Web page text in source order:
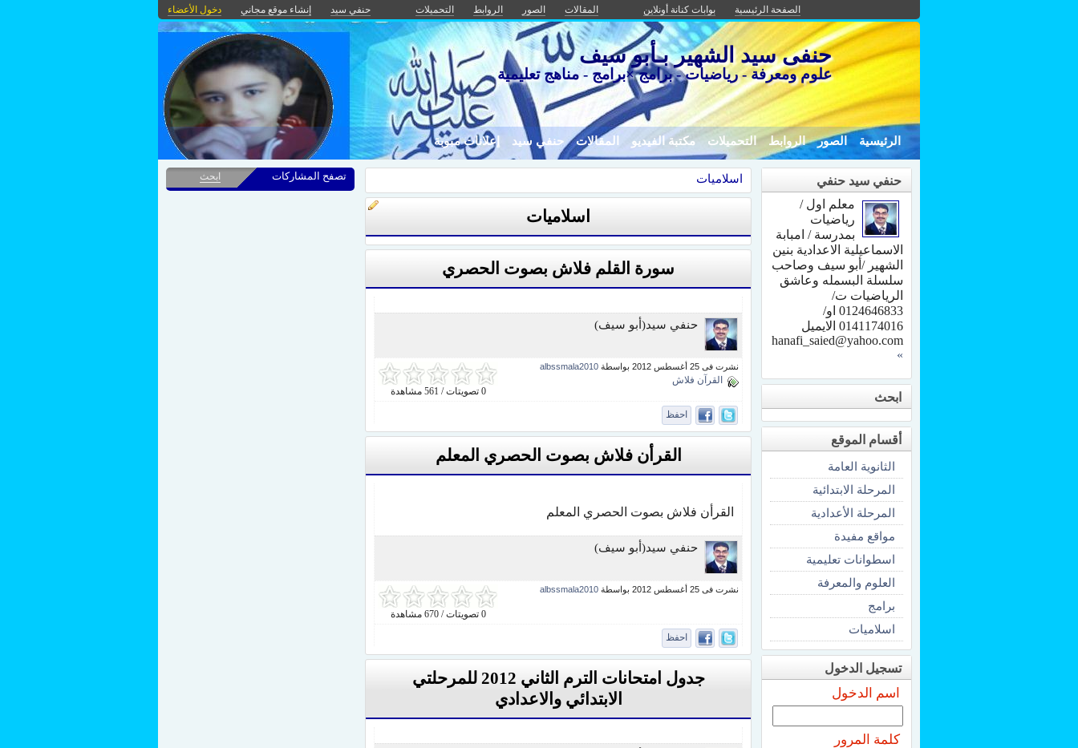
الصفحة الرئيسية بوابات كنانة أونلاين المقالات الصور الروابط التحميلات حنفي سيد إنشاء موقع مجاني دخول الأعضاء
حنفى سيد الشهير بـأبو سيف
علوم ومعرفة - رياضيات - برامج ×برامج - مناهج تعليمية
الرئيسية الصور الروابط التحميلات مكتبة الفيديو المقالات حنفي سيد إعلانات مبوبة
اسلاميات
اسلاميات
سورة القلم فلاش بصوت الحصري
حنفي سيد(أبو سيف)
0 تصويتات / 561 مشاهدة
نشرت فى 25 أغسطس 2012 بواسطة albssmala2010
القرآن فلاش
احفظ
القرأن فلاش بصوت الحصري المعلم
القرأن فلاش بصوت الحصري المعلم
حنفي سيد(أبو سيف)
0 تصويتات / 670 مشاهدة
نشرت فى 25 أغسطس 2012 بواسطة albssmala2010
احفظ
جدول امتحانات الترم الثاني 2012 للمرحلتي
الابتدائي والاعدادي
حنفي سيد حنفي
معلم اول /
رياضيات
بمدرسة / امبابة
الاسماعيلية الاعدادية بنين
الشهير /أبو سيف وصاحب
سلسلة البسمله وعاشق
الرياضيات ت/
0124646833 او/
0141174016 الايميل
hanafi_saied@yahoo.com
»
ابحث
أقسام الموقع
الثانوية العامة
المرحلة الابتدائية
المرحلة الأعدادية
مواقع مفيدة
اسطوانات تعليمية
العلوم والمعرفة
برامج
اسلاميات
تسجيل الدخول
اسم الدخول
كلمة المرور
تصفح المشاركات ابحث